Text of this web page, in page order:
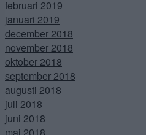
februari 2019
januari 2019
december 2018
november 2018
oktober 2018
september 2018
augusti 2018
juli 2018
juni 2018